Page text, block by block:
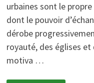
urbaines sont le
dont le pouvoir
dérobe
royauté, des églises et
motiva …